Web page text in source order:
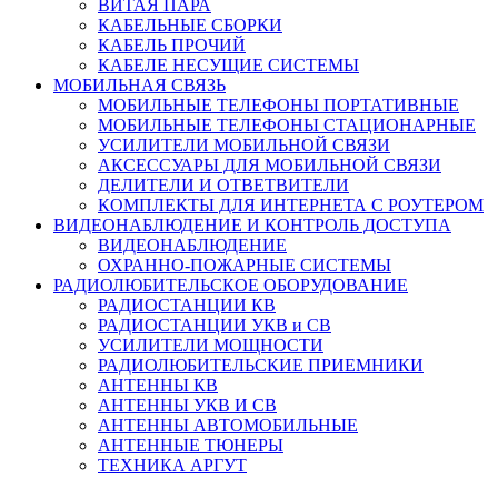
ВИТАЯ ПАРА
КАБЕЛЬНЫЕ СБОРКИ
КАБЕЛЬ ПРОЧИЙ
КАБЕЛЕ НЕСУЩИЕ СИСТЕМЫ
МОБИЛЬНАЯ СВЯЗЬ
МОБИЛЬНЫЕ ТЕЛЕФОНЫ ПОРТАТИВНЫЕ
МОБИЛЬНЫЕ ТЕЛЕФОНЫ СТАЦИОНАРНЫЕ
УСИЛИТЕЛИ МОБИЛЬНОЙ СВЯЗИ
АКСЕССУАРЫ ДЛЯ МОБИЛЬНОЙ СВЯЗИ
ДЕЛИТЕЛИ И ОТВЕТВИТЕЛИ
КОМПЛЕКТЫ ДЛЯ ИНТЕРНЕТА С РОУТЕРОМ
ВИДЕОНАБЛЮДЕНИЕ И КОНТРОЛЬ ДОСТУПА
ВИДЕОНАБЛЮДЕНИЕ
ОХРАННО-ПОЖАРНЫЕ СИСТЕМЫ
РАДИОЛЮБИТЕЛЬСКОЕ ОБОРУДОВАНИЕ
РАДИОСТАНЦИИ КВ
РАДИОСТАНЦИИ УКВ и СВ
УСИЛИТЕЛИ МОЩНОСТИ
РАДИОЛЮБИТЕЛЬСКИЕ ПРИЕМНИКИ
АНТЕННЫ КВ
АНТЕННЫ УКВ И СВ
АНТЕННЫ АВТОМОБИЛЬНЫЕ
АНТЕННЫЕ ТЮНЕРЫ
ТЕХНИКА АРГУТ